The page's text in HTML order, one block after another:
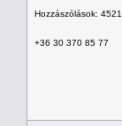
Hozzászólások: 4521
+36 30 370 85 77